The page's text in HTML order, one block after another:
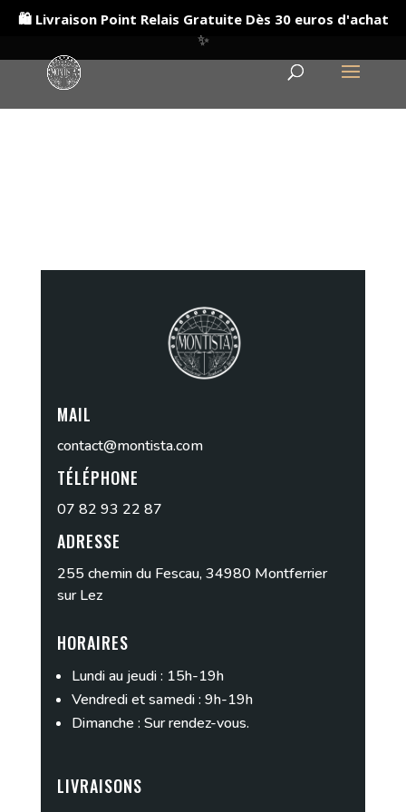
MAIL
contact@montista.com
TÉLÉPHONE
07 82 93 22 87
ADRESSE
255 chemin du Fescau, 34980 Montferrier
sur Lez
HORAIRES
Lundi au jeudi : 15h-19h
Vendredi et samedi : 9h-19h
Dimanche : Sur rendez-vous.
LIVRAISONS
🛍️ Livraison Point Relais Gratuite Dès 30 euros d'achat
✨